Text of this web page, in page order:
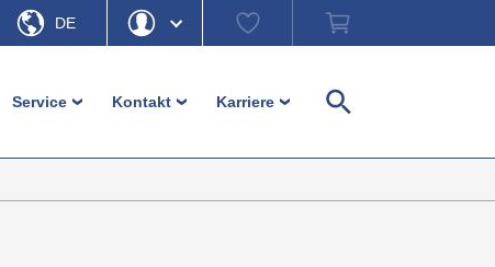
DE
Watch
list
Warenkorb
Service› Kontakt› Karriere› Suche